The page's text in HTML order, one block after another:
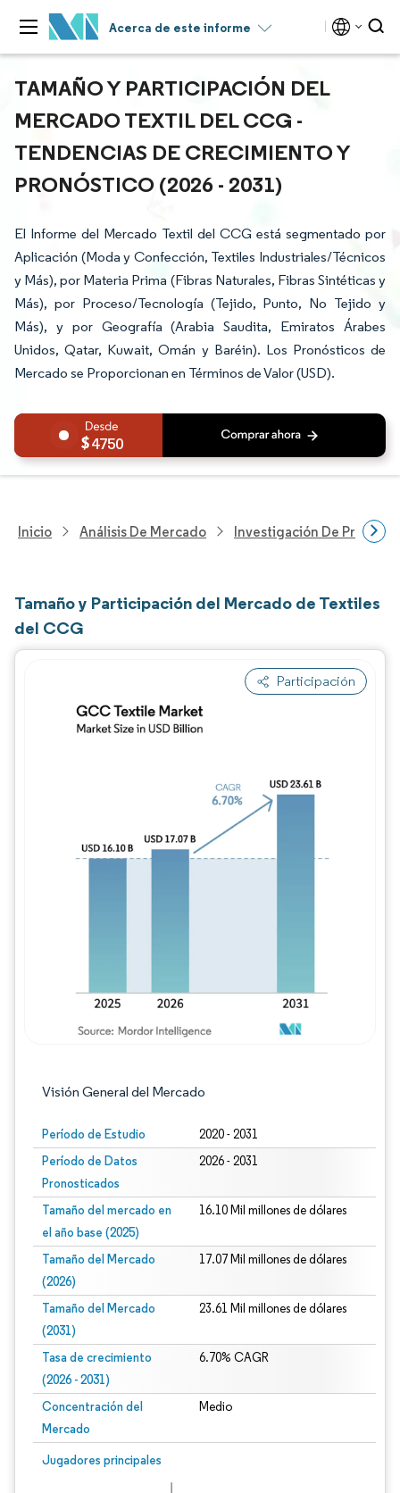
Acerca de este informe
TAMAÑO Y PARTICIPACIÓN DEL
MERCADO TEXTIL DEL CCG -
TENDENCIAS DE CRECIMIENTO Y
PRONÓSTICO (2026 - 2031)
El Informe del Mercado Textil del CCG está segmentado por
Aplicación (Moda y Confección, Textiles Industriales/Técnicos
y Más), por Materia Prima (Fibras Naturales, Fibras Sintéticas y
Más), por Proceso/Tecnología (Tejido, Punto, No Tejido y
Más), y por Geografía (Arabia Saudita, Emiratos Árabes
Unidos, Qatar, Kuwait, Omán y Baréin). Los Pronósticos de
Mercado se Proporcionan en Términos de Valor (USD).
4750
Inicio Análisis De Mercado Investigación De
Tamaño y Participación del Mercado de Textiles
del CCG
Participación
Visión General del Mercado
Período de Estudio 2020 - 2031
Período de Datos
Pronosticados
2026 - 2031
Tamaño del mercado en
el año base (2025)
16.10 Mil millones de dólares
Tamaño del Mercado
(2026)
17.07 Mil millones de dólares
Tamaño del Mercado
(2031)
23.61 Mil millones de dólares
Tasa de crecimiento
(2026 - 2031)
6.70% CAGR
Concentración del
Mercado
Medio
Jugadores principales
Imagen © Mordor Intelligence. El uso requiere atribución según CC BY 4.0.